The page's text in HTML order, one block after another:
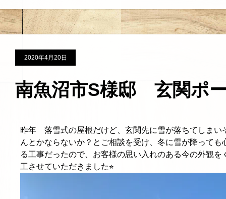
2020年4月20日
南魚沼市S様邸 玄関ポ
昨年 落雪式の屋根だけど、玄関先に雪が落ちてしまい
んとかならないか？とご相談を受け、冬に雪が降って
る工事だったので、お客様の思い入れのある今の外観
工させていただきました⭐︎